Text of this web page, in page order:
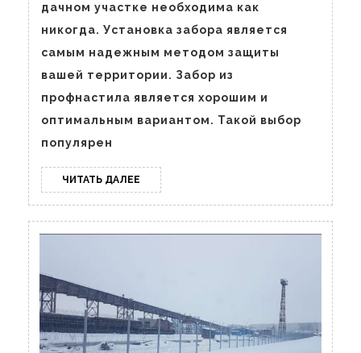
дачном участке необходима как
никогда. Установка забора является
самым надежным методом защиты
вашей территории. Забор из
профнастила является хорошим и
оптимальным вариантом. Такой выбор
популярен
ЧИТАТЬ ДАЛЕЕ ЧИТАТЬ
ДАЛЕЕ